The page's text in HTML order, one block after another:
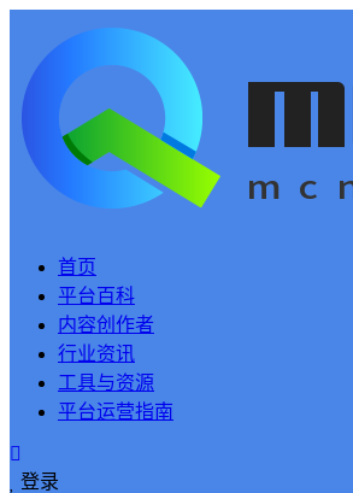
首页
平台百科
内容创作者
行业资讯
工具与资源
平台运营指南
登录